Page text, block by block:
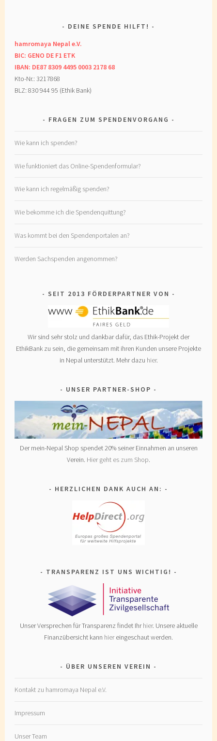
DEINE SPENDE HILFT!
hamromaya Nepal e.V.
BIC: GENO DE F1 ETK
IBAN: DE87 8309 4495 0003 2178 68
Kto-Nr.: 3217868
BLZ: 830 944 95 (Ethik Bank)
FRAGEN ZUM SPENDENVORGANG
Wie kann ich spenden?
Wie funktioniert das Online-Spendenformular?
Wie kann ich regelmäßig spenden?
Wie bekomme ich die Spendenquittung?
Was kommt bei den Spendenportalen an?
Werden Sachspenden angenommen?
SEIT 2013 FÖRDERPARTNER VON
Wir sind sehr stolz und dankbar dafür, das Ethik-Projekt der
EthikBank zu sein, die gemeinsam mit ihren Kunden unsere Projekte
in Nepal unterstützt. Mehr dazu hier.
UNSER PARTNER-SHOP
Der mein-Nepal Shop spendet 20% seiner Einnahmen an unseren
Verein. Hier geht es zum Shop.
HERZLICHEN DANK AUCH AN:
TRANSPARENZ IST UNS WICHTIG!
Unser Versprechen für Transparenz findet Ihrhier. Unsere aktuelle
Finanzübersicht kann hiereingeschaut werden.
ÜBER UNSEREN VEREIN
Kontakt zu hamromaya Nepal e.V.
Impressum
Unser Team